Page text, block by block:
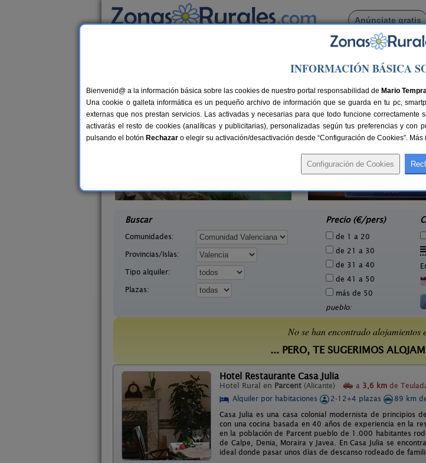
Anúnciate gratis
Busca por pueblo
> Teulada
Casas Rurales cerca de Teulada
50 €
Casas Rurales Les Eres de
Buscar
Comunidades:
Provincias/Islas:
Tipo alquiler:
Plazas:
Precio (€/pers)
de 1 a 20
de 21 a 30
de 31 a 40
de 41 a 50
más de 50
pueblo:
No se han encontrado alojamientos
... PERO, TE SUGERIMOS
Hotel Restaurante Casa Julia
Hotel Rural en Parcent (Alicante) a 3,6 km de
Alquiler por habitaciones
2-12+4 plazas
89 km
Casa Julia es una casa colonial modernista de principios
con una cocina basada en 40 años de experiencia en la
en la población de Parcent pueblo de 1.000 habitantes
de Calpe, Denia, Moraira y Javea. En Casa Julia se
ideal donde pasar unos días de descanso rodeado de
INFORMACIÓN BÁSICA
Bienvenid@ a la información básica sobre las cookies de nuestro portal responsabilidad de Mario
Una cookie o galleta informática es un pequeño archivo de información que se guarda en tu pc,
externas que nos prestan servicios. Las activadas y necesarias para que todo funcione
activarás el resto de cookies (analíticas y publicitarias), personalizadas según tus preferencias y
pulsando el botón Rechazar o elegir su activación/desactivación desde “Configuración de Cookies”.